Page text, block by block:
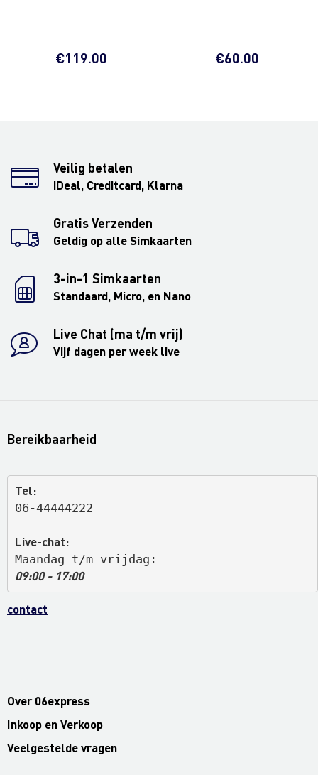
€119.00 €60.00
Veilig betalen
iDeal, Creditcard, Klarna
Gratis Verzenden
Geldig op alle Simkaarten
3-in-1 Simkaarten
Standaard, Micro, en Nano
Live Chat (ma t/m vrij)
Vijf dagen per week live
Bereikbaarheid
Tel:
06-44444222
Live-chat:
Maandag t/m vrijdag:
09:00 - 17:00
contact
Over 06express
Inkoop en Verkoop
Veelgestelde vragen